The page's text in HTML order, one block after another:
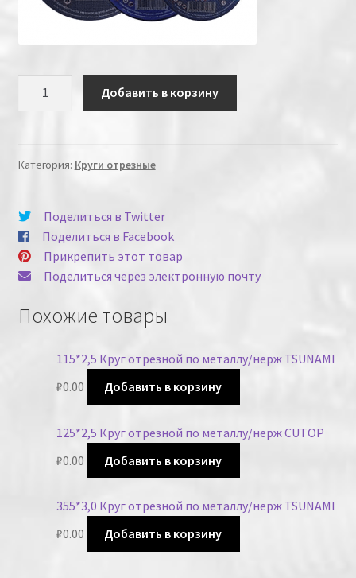
Добавить в корзину
Категория: Круги отрезные
Поделиться в Twitter
Поделиться в Facebook
Прикрепить этот товар
Поделиться через электронную почту
Похожие товары
115*2,5 Круг отрезной по металлу/нерж TSUNAMI
₽0.00 Добавить в корзину
125*2,5 Круг отрезной по металлу/нерж CUTOP
₽0.00 Добавить в корзину
355*3,0 Круг отрезной по металлу/нерж TSUNAMI
₽0.00 Добавить в корзину